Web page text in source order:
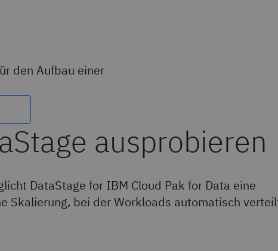
den Aufbau einer
DataStage for IBM Cloud Pak for Data eine
Skalierung, bei der Workloads automatisch